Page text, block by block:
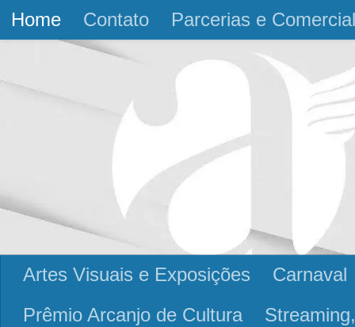
Skip to content
Home Contato Parcerias e Comercial
Artes Visuais e Exposições Carnaval
Prêmio Arcanjo de Cultura